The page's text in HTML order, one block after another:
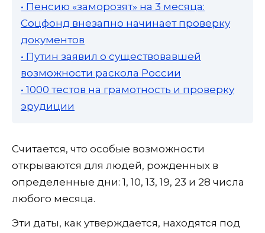
• Пенсию «заморозят» на 3 месяца:
Соцфонд внезапно начинает проверку
документов
• Путин заявил о существовавшей
возможности раскола России
• 1000 тестов на грамотность и проверку
эрудиции
Считается, что особые возможности
открываются для людей, рожденных в
определенные дни: 1, 10, 13, 19, 23 и 28 числа
любого месяца.
Эти даты, как утверждается, находятся под